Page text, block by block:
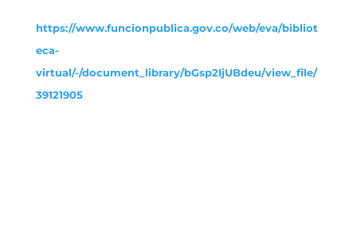
https://www.funcionpublica.gov.co/web/eva/bibliot
eca-
virtual/-/document_library/bGsp2IjUBdeu/view_file/
39121905